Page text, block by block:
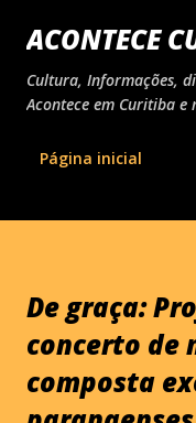
Pular
ACONTECE
Cultura, Informações,
Acontece em Curitiba e
Página inicial
De graça:
concerto de
composta